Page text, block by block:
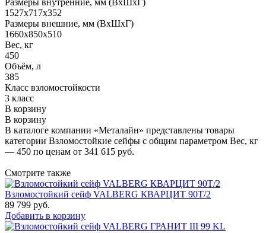
1527x717x352
Размеры внешние, мм (ВхШхГ)
1660x850x510
Вес, кг
450
Объём, л
385
Класс взломостойкости
3 класс
В корзину
В корзину
В каталоге компании «Металайн» представлены товары
категории Взломостойкие сейфы с общим параметром Вес, кг
— 450 по ценам от 341 615 руб.
Смотрите также
Взломостойкий сейф VALBERG КВАРЦИТ 90Т/2
89 799 руб.
Добавить в корзину